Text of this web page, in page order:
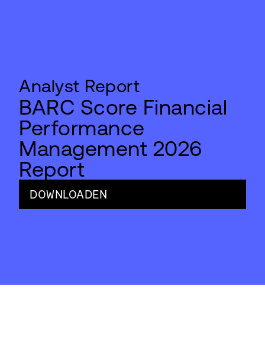
Analyst Report
BARC Score Financial
Performance
Management 2026
Report
DOWNLOADEN